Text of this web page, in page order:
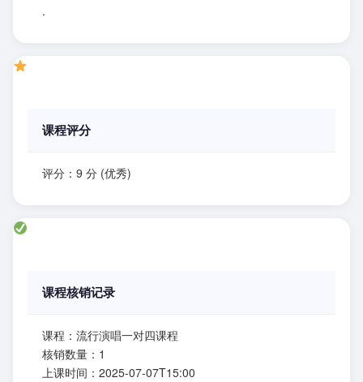
.
课程评分
评分：9 分 (优秀)
课程核销记录
课程：流行演唱一对四课程
核销数量：1
上课时间：2025-07-07T15:00